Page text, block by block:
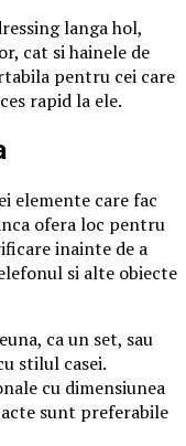
langa hol,
cat si hainele de
pentru cei care
rapid la ele.
elemente care fac
ofera loc pentru
inainte de a
si alte obiecte
ca un set, sau
stilul casei.
cu dimensiunea
sunt preferabile